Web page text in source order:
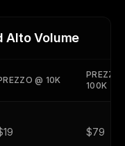
Alto Volume
@ 10K
PREZZO
100K
$79